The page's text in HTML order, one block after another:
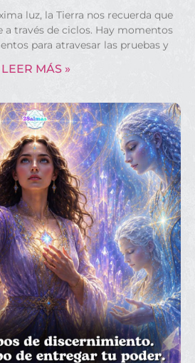
luz, la Tierra nos recuerda que
a través de ciclos. Hay momentos
para atravesar las pruebas y
LEER MÁS »